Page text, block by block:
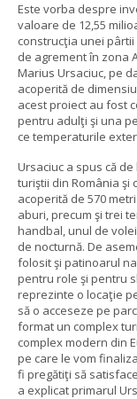
Este vorba despre
valoare de 12,55
construcţia unei
de agrement în zona
Marius Ursaciuc, pe
acoperită de
acest proiect au fost
pentru adulţi şi una
ce temperaturile
Ursaciuc a spus că
turiştii din România şi
acoperită de 570
aburi, precum şi trei
handbal, unul de
de nocturnă. De
folosit şi patinoarul
pentru role şi pentru
reprezinte o locaţie
să o acceseze pe
format un complex
complex modern din
pe care le vom
fi pregătiţi să
a explicat primarul